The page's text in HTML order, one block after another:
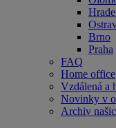
Brno
Praha
FAQ
Home office
Vzdálená a
Novinky v
Archiv